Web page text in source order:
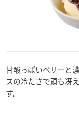
甘酸っぱいベリーと
スの冷たさで頭も冴
す。